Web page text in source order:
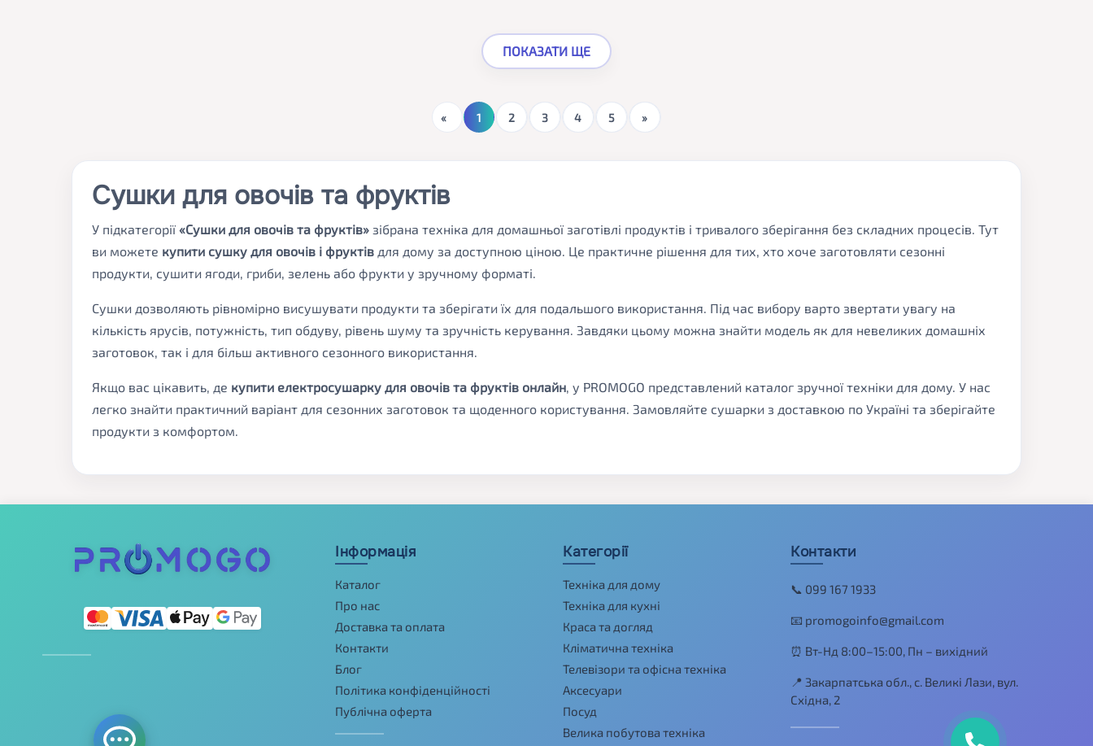
ПОКАЗАТИ ЩЕ
Поточна
сторінка
1 2 3 4 5
Сушки для овочів та фруктів
У підкатегорії «Сушки для овочів та фруктів» зібрана техніка для домашньої заготівлі продуктів і тривалого зберігання без складних процесів. Тут
ви можете купити сушку для овочів і фруктів для дому за доступною ціною. Це практичне рішення для тих, хто хоче заготовляти сезонні
продукти, сушити ягоди, гриби, зелень або фрукти у зручному форматі.
Сушки дозволяють рівномірно висушувати продукти та зберігати їх для подальшого використання. Під час вибору варто звертати увагу на
кількість ярусів, потужність, тип обдуву, рівень шуму та зручність керування. Завдяки цьому можна знайти модель як для невеликих домашніх
заготовок, так і для більш активного сезонного використання.
Якщо вас цікавить, де купити електросушарку для овочів та фруктів онлайн, у PROMOGO представлений каталог зручної техніки для дому. У нас
легко знайти практичний варіант для сезонних заготовок та щоденного користування. Замовляйте сушарки з доставкою по Україні та зберігайте
продукти з комфортом.
Інформація
Каталог
Про нас
Доставка та оплата
Контакти
Блог
Політика конфіденційності
Публічна оферта
Категорії
Техніка для дому
Техніка для кухні
Краса та догляд
Кліматична техніка
Телевізори та офісна техніка
Аксесуари
Посуд
Велика побутова техніка
Контакти
📞 099 167 1933
📧 promogoinfo@gmail.com
⏰ Вт-Нд 8:00–15:00, Пн – вихідний
📍 Закарпатська обл., с. Великі Лази, вул.
Східна, 2